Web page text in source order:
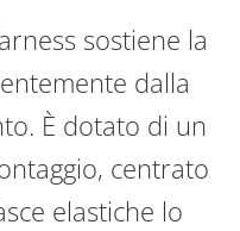
sostiene la
dalla
È dotato di un
centrato
elastiche lo